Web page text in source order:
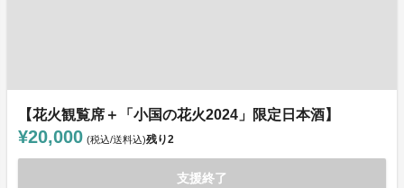
【花火観覧席＋「小国の花火2024」限定日本酒】
¥20,000 (税込/送料込)残り2
支援終了